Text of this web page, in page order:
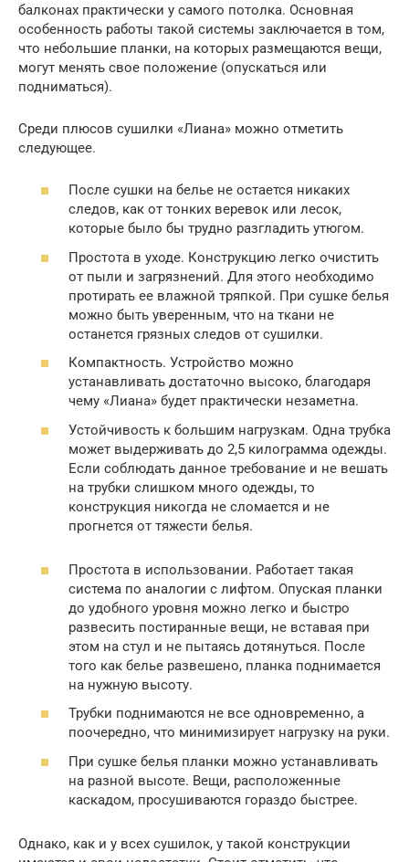
балконах практически у самого потолка. Основная
особенность работы такой системы заключается в том,
что небольшие планки, на которых размещаются вещи,
могут менять свое положение (опускаться или
подниматься).
Среди плюсов сушилки «Лиана» можно отметить
следующее.
После сушки на белье не остается никаких
следов, как от тонких веревок или лесок,
которые было бы трудно разгладить утюгом.
Простота в уходе. Конструкцию легко очистить
от пыли и загрязнений. Для этого необходимо
протирать ее влажной тряпкой. При сушке белья
можно быть уверенным, что на ткани не
останется грязных следов от сушилки.
Компактность. Устройство можно
устанавливать достаточно высоко, благодаря
чему «Лиана» будет практически незаметна.
Устойчивость к большим нагрузкам. Одна трубка
может выдерживать до 2,5 килограмма одежды.
Если соблюдать данное требование и не вешать
на трубки слишком много одежды, то
конструкция никогда не сломается и не
прогнется от тяжести белья.
Простота в использовании. Работает такая
система по аналогии с лифтом. Опуская планки
до удобного уровня можно легко и быстро
развесить постиранные вещи, не вставая при
этом на стул и не пытаясь дотянуться. После
того как белье развешено, планка поднимается
на нужную высоту.
Трубки поднимаются не все одновременно, а
поочередно, что минимизирует нагрузку на руки.
При сушке белья планки можно устанавливать
на разной высоте. Вещи, расположенные
каскадом, просушиваются гораздо быстрее.
Однако, как и у всех сушилок, у такой конструкции